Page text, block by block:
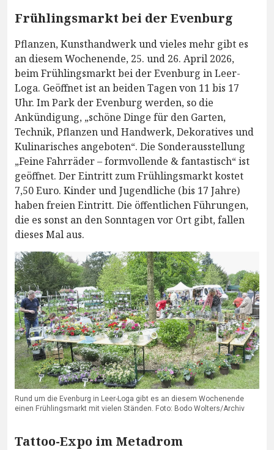
Frühlingsmarkt bei der Evenburg
Pflanzen, Kunsthandwerk und vieles mehr gibt es
an diesem Wochenende, 25. und 26. April 2026,
beim Frühlingsmarkt bei der Evenburg in Leer-
Loga. Geöffnet ist an beiden Tagen von 11 bis 17
Uhr. Im Park der Evenburg werden, so die
Ankündigung, „schöne Dinge für den Garten,
Technik, Pflanzen und Handwerk, Dekoratives und
Kulinarisches angeboten“. Die Sonderausstellung
„Feine Fahrräder – formvollende & fantastisch“ ist
geöffnet. Der Eintritt zum Frühlingsmarkt kostet
7,50 Euro. Kinder und Jugendliche (bis 17 Jahre)
haben freien Eintritt. Die öffentlichen Führungen,
die es sonst an den Sonntagen vor Ort gibt, fallen
dieses Mal aus.
Rund um die Evenburg in Leer-Loga gibt es an diesem Wochenende
einen Frühlingsmarkt mit vielen Ständen. Foto: Bodo Wolters/Archiv
Tattoo-Expo im Metadrom